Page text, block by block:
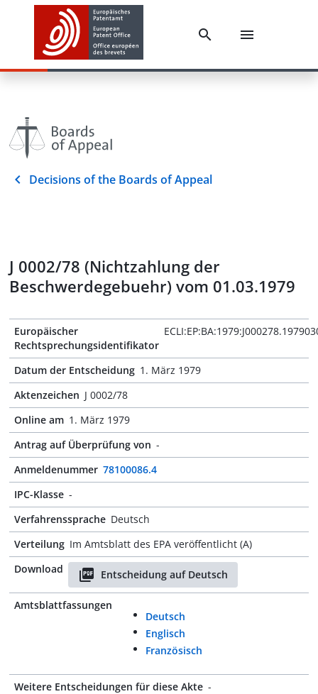
Decisions of the Boards of Appeal
J 0002/78 (Nichtzahlung der
Beschwerdegebuehr) vom 01.03.1979
Europäischer
Rechtsprechungsidentifikator
Datum der Entscheidung 1. März 1979
Aktenzeichen J 0002/78
Online am 1. März 1979
Antrag auf Überprüfung von -
Anmeldenummer 78100086.4
IPC-Klasse -
Verfahrenssprache Deutsch
Verteilung Im Amtsblatt des EPA veröffentlicht (A)
Download
Entscheidung auf Deutsch
Amtsblattfassungen
Deutsch
Englisch
Französisch
Weitere Entscheidungen für diese Akte -